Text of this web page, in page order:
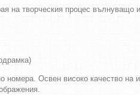
на творческия процес вълнуващо
номера. Освен високо качество